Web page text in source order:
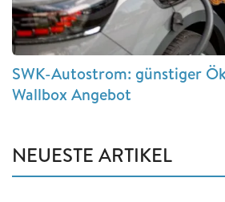
SWK-Autostrom: günstiger
Wallbox Angebot
NEUESTE ARTIKEL